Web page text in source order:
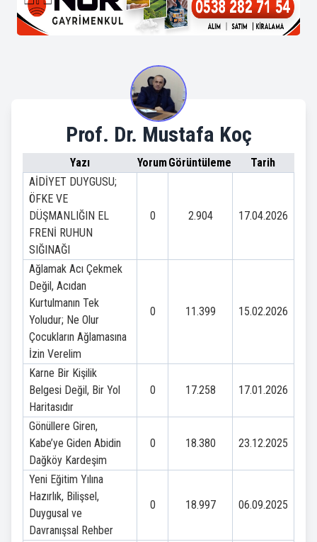
Prof. Dr. Mustafa Koç
Yazı YorumGörüntüleme
Tarih
AİDİYET DUYGUSU;
ÖFKE VE
DÜŞMANLIĞIN EL
FRENİ RUHUN
SIĞINAĞI
0 2.904 17.04.2026
Ağlamak Acı Çekmek
Değil, Acıdan
Kurtulmanın Tek
Yoludur; Ne Olur
Çocukların Ağlamasına
İzin Verelim
0 11.399 15.02.2026
Karne Bir Kişilik
Belgesi Değil, Bir Yol
Haritasıdır
0 17.258 17.01.2026
Gönüllere Giren,
Kabe’ye Giden Abidin
Dağköy Kardeşim
0 18.380 23.12.2025
Yeni Eğitim Yılına
Hazırlık, Bilişsel,
Duygusal ve
Davranışsal Rehber
0 18.997 06.09.2025